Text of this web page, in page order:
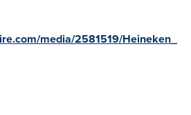
media/2581519/Heineken_